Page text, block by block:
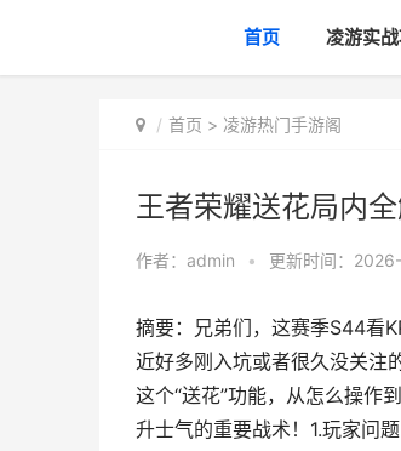
首页 凌游实
首页 > 凌游热门手游阁
王者荣耀送花局内
作者： admin • 更新时间：
摘要：兄弟们，这赛季S44看
近好多刚入坑或者很久没关注
这个“送花”功能，从怎么操作
升士气的重要战术！1.玩家问